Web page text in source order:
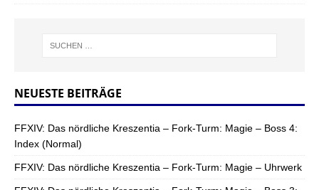
NEUESTE BEITRÄGE
FFXIV: Das nördliche Kreszentia – Fork-Turm: Magie – Boss 4:
Index (Normal)
FFXIV: Das nördliche Kreszentia – Fork-Turm: Magie – Uhrwerk